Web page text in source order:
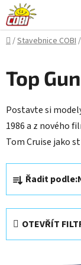
Přejít
na
obsah
Domů
/Stavebnice COBI/
Top Gun
Postavte si
1986 a z nového
Tom Cruise jako
Ř
a
z
Řadit podle:
OTEVŘÍT